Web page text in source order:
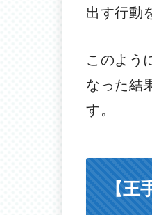
出す行動
このよう
なった結
す。
【